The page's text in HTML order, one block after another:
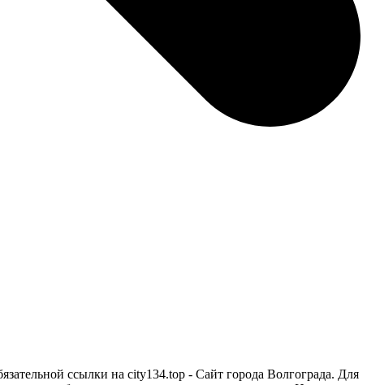
ссылки на city134.top - Сайт города Волгограда. Для